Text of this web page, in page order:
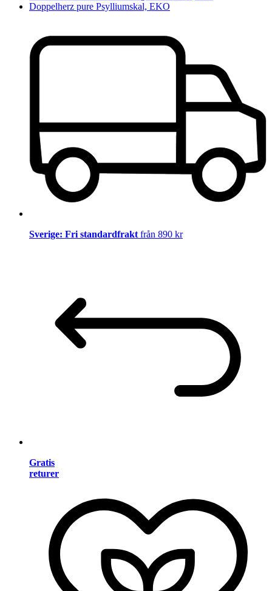
Doppelherz pure Psylliumskal, EKO
Sverige: Fri standardfrakt från 890 kr
Gratis
returer